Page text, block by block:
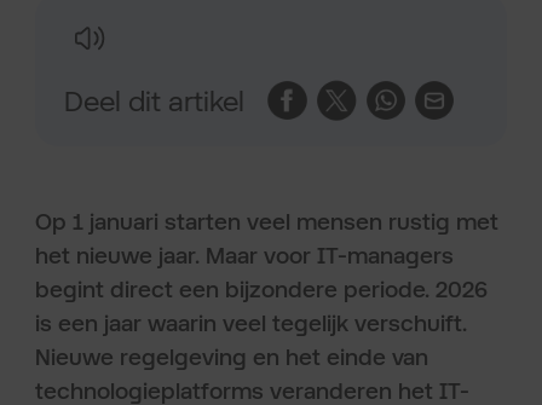
Deel dit artikel
Op 1 januari starten veel mensen rustig met
het nieuwe jaar. Maar voor IT-managers
begint direct een bijzondere periode. 2026
is een jaar waarin veel tegelijk verschuift.
Nieuwe regelgeving en het einde van
technologieplatforms veranderen het IT-